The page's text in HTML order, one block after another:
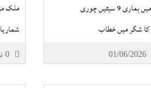
گزشتہ انتخابات میں ہماری 9 سیٹیں چوری
کا شگر میں خطاب
01/06/2026
ملک